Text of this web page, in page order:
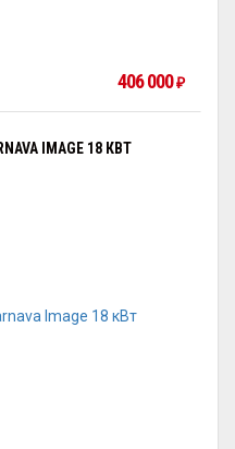
406 000₽
IMAGE 18 КВТ